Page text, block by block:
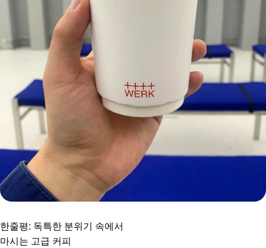
한줄평: 독특한 분위기 속에서
마시는 고급 커피